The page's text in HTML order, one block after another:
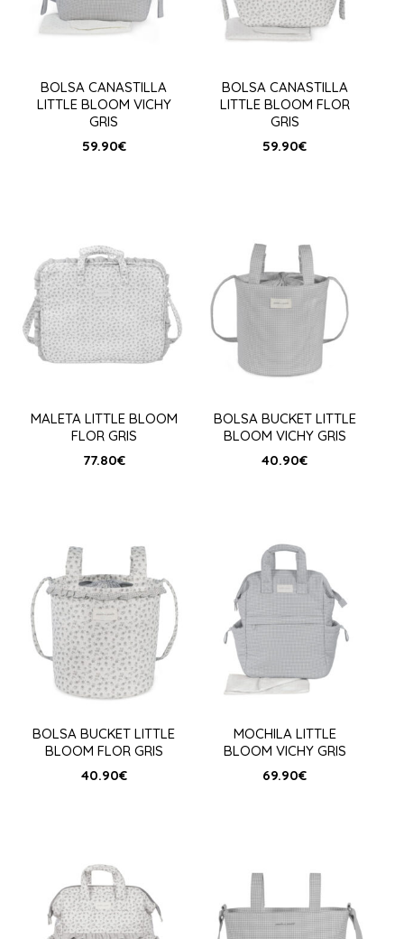
BOLSA CANASTILLA
LITTLE BLOOM VICHY
GRIS
59.90€
BOLSA CANASTILLA
LITTLE BLOOM FLOR
GRIS
59.90€
MALETA LITTLE BLOOM
FLOR GRIS
77.80€
BOLSA BUCKET LITTLE
BLOOM VICHY GRIS
40.90€
BOLSA BUCKET LITTLE
BLOOM FLOR GRIS
40.90€
MOCHILA LITTLE
BLOOM VICHY GRIS
69.90€